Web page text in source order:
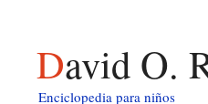
David O.
Enciclopedia para niños